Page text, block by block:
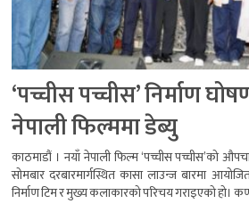
‘पच्चीस पच्चीस’ निर्माण
नेपाली फिल्ममा डेब्यु
काठमाडौं । नयाँ नेपाली फिल्म ‘पच्चीस पच्चीस’को
सोमबार दरबारमार्गस्थित कासा लाउन्ज बारमा
निर्माण टिम र मुख्य कलाकारको परिचय गराइएको हो।